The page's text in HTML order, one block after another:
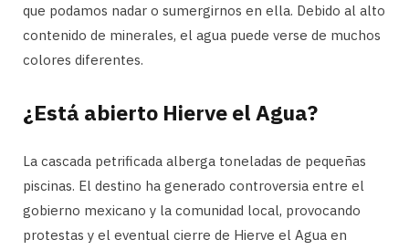
que podamos nadar o sumergirnos en ella. Debido al alto
contenido de minerales, el agua puede verse de muchos
colores diferentes.
¿Está abierto Hierve el Agua?
La cascada petrificada alberga toneladas de pequeñas
piscinas. El destino ha generado controversia entre el
gobierno mexicano y la comunidad local, provocando
protestas y el eventual cierre de Hierve el Agua en